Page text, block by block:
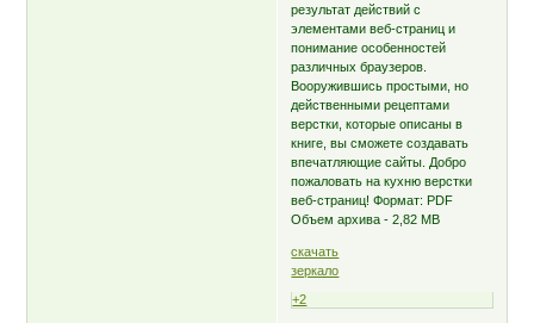
результат действий с
элементами веб-страниц и
понимание особенностей
различных браузеров.
Вооружившись простыми, но
действенными рецептами
верстки, которые описаны в
книге, вы сможете создавать
впечатляющие сайты. Добро
пожаловать на кухню верстки
веб-страниц! Формат: PDF
Объем архива - 2,82 MB
скачать
зеркало
+2